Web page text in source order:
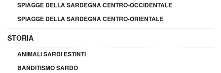
SPIAGGE DELLA SARDEGNA CENTRO-OCCIDENTALE
SPIAGGE DELLA SARDEGNA CENTRO-ORIENTALE
STORIA
ANIMALI SARDI ESTINTI
BANDITISMO SARDO